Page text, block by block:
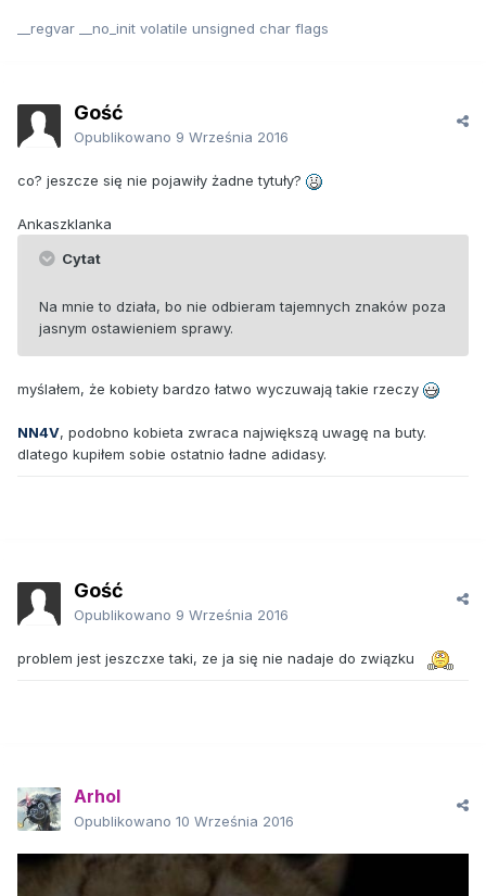
__regvar __no_init volatile unsigned char flags
Gość
Opublikowano 9 Września 2016
co? jeszcze się nie pojawiły żadne tytuły?
Ankaszklanka
Cytat
Na mnie to działa, bo nie odbieram tajemnych znaków poza
jasnym ostawieniem sprawy.
myślałem, że kobiety bardzo łatwo wyczuwają takie rzeczy
NN4V, podobno kobieta zwraca największą uwagę na buty.
dlatego kupiłem sobie ostatnio ładne adidasy.
Gość
Opublikowano 9 Września 2016
problem jest jeszczxe taki, ze ja się nie nadaje do związku
Arhol
Opublikowano 10 Września 2016